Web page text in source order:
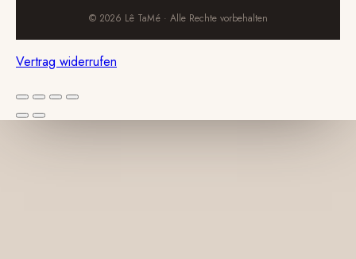
© 2026 Lê TaMé · Alle Rechte vorbehalten
Vertrag widerrufen